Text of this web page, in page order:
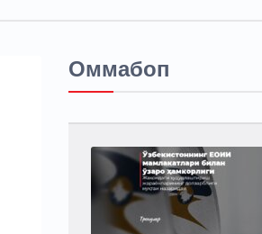
Оммабоп